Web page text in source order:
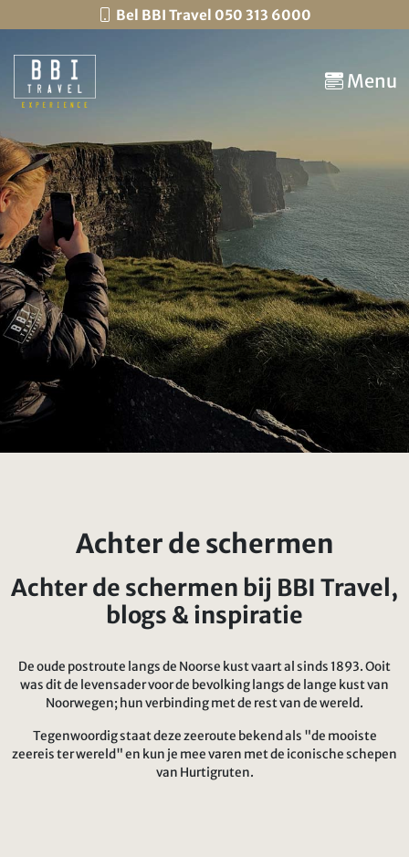
Bel BBI Travel 050 313 6000
Menu
Achter de schermen
Achter de schermen bij BBI Travel,
blogs & inspiratie
De oude postroute langs de Noorse kust vaart al sinds 1893. Ooit
was dit de levensader voor de bevolking langs de lange kust van
Noorwegen; hun verbinding met de rest van de wereld.
Tegenwoordig staat deze zeeroute bekend als "de mooiste
zeereis ter wereld" en kun je mee varen met de iconische schepen
van Hurtigruten.